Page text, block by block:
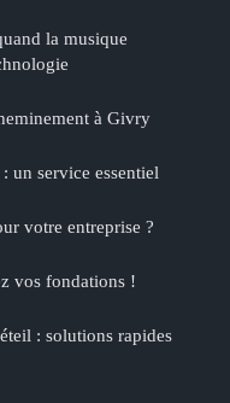
la musique
à Givry
un service essentiel
votre entreprise ?
vos fondations !
: solutions rapides